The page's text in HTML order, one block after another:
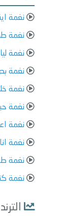
نغمة
نغمة
نغمة
نغمة
نغمة
نغمة
نغمة
نغمة
نغمة
نغمة